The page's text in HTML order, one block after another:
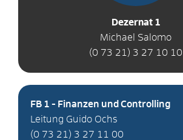
Dezernat 1
Michael Salomo
(0 73 21) 3 27 10 10
FB 1 - Finanzen und Controlling
Leitung Guido Ochs
(0 73 21) 3 27 11 00